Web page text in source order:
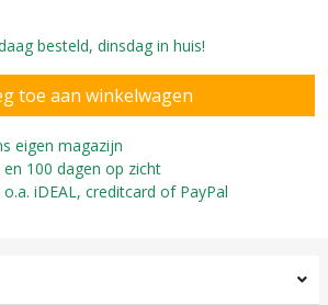
besteld, dinsdag in huis!
eigen magazijn
100 dagen op zicht
iDEAL, creditcard of PayPal